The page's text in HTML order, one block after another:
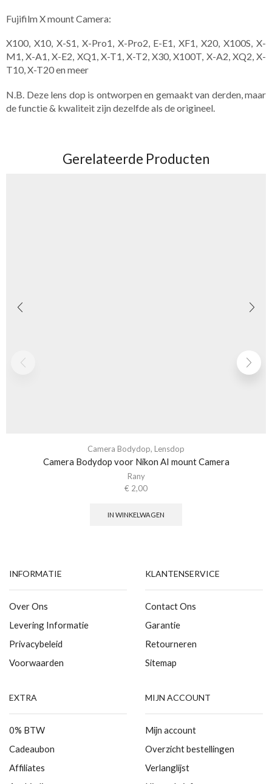
Fujifilm X mount Camera:
X100, X10, X-S1, X-Pro1, X-Pro2, E-E1, XF1, X20, X100S, X-
M1, X-A1, X-E2, XQ1, X-T1, X-T2, X30, X100T, X-A2, XQ2, X-
T10, X-T20 en meer
N.B. Deze lens dop is ontworpen en gemaakt van derden, maar
de functie & kwaliteit zijn dezelfde als de origineel.
Gerelateerde Producten
Camera Bodydop, Lensdop
Camera Bodydop voor Nikon AI mount Camera
Rany
€ 2,00
IN WINKELWAGEN
INFORMATIE
Over Ons
Levering Informatie
Privacybeleid
Voorwaarden
KLANTENSERVICE
Contact Ons
Garantie
Retourneren
Sitemap
EXTRA
0% BTW
Cadeaubon
Affiliates
MIJN ACCOUNT
Mijn account
Overzicht bestellingen
Verlanglijst